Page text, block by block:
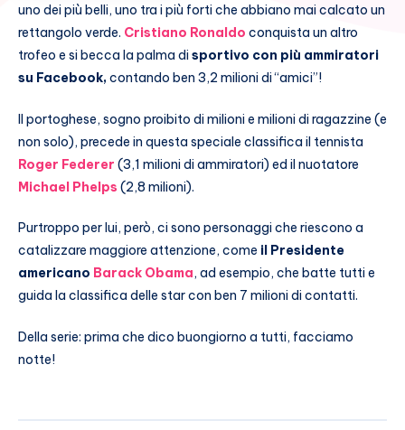
uno dei più belli, uno tra i più forti che abbiano mai calcato un
rettangolo verde. Cristiano Ronaldo conquista un altro
trofeo e si becca la palma disportivo con più ammiratori
su Facebook,contando ben 3,2 milioni di “amici”!
Il portoghese, sogno proibito di milioni e milioni di ragazzine (e
non solo), precede in questa speciale classifica il tennista
Roger Federer (3,1 milioni di ammiratori) ed il nuotatore
Michael Phelps (2,8 milioni).
Purtroppo per lui, però, ci sono personaggi che riescono a
catalizzare maggiore attenzione, come il Presidente
americano Barack Obama, ad esempio, che batte tutti e
guida la classifica delle star con ben 7 milioni di contatti.
Della serie: prima che dico buongiorno a tutti, facciamo
notte!